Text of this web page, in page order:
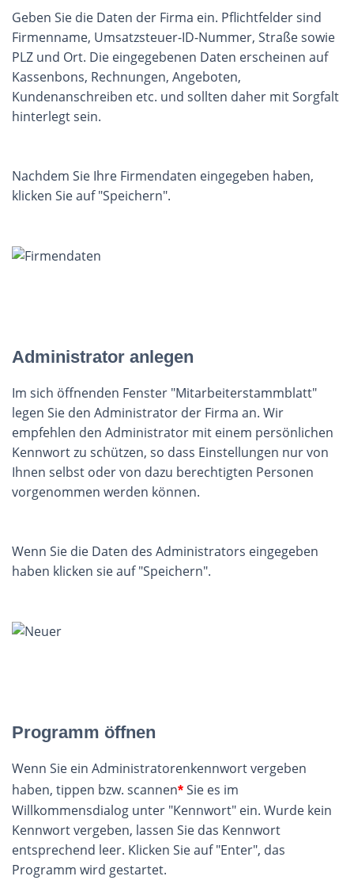
Geben Sie die Daten der Firma ein. Pflichtfelder sind
Firmenname, Umsatzsteuer-ID-Nummer, Straße sowie
PLZ und Ort. Die eingegebenen Daten erscheinen auf
Kassenbons, Rechnungen, Angeboten,
Kundenanschreiben etc. und sollten daher mit Sorgfalt
hinterlegt sein.
Nachdem Sie Ihre Firmendaten eingegeben haben,
klicken Sie auf "Speichern".
Administrator anlegen
Im sich öffnenden Fenster "Mitarbeiterstammblatt"
legen Sie den Administrator der Firma an. Wir
empfehlen den Administrator mit einem persönlichen
Kennwort zu schützen, so dass Einstellungen nur von
Ihnen selbst oder von dazu berechtigten Personen
vorgenommen werden können.
Wenn Sie die Daten des Administrators eingegeben
haben klicken sie auf "Speichern".
Programm öffnen
Wenn Sie ein Administratorenkennwort vergeben
haben, tippen bzw. scannen* Sie es im
Willkommensdialog unter "Kennwort" ein. Wurde kein
Kennwort vergeben, lassen Sie das Kennwort
entsprechend leer. Klicken Sie auf "Enter", das
Programm wird gestartet.